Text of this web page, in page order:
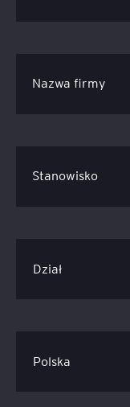
Nazwa firmy
Stanowisko